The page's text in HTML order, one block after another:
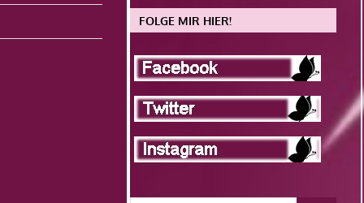
FOLGE MIR HIER!